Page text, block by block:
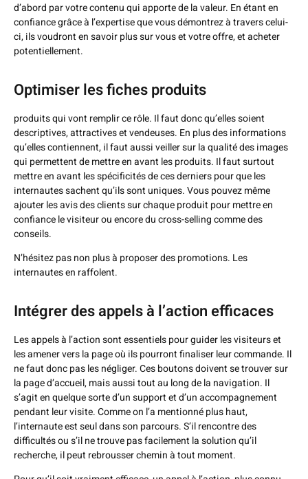
d’abord par votre contenu qui apporte de la valeur. En étant en
confiance grâce à l’expertise que vous démontrez à travers celui-
ci, ils voudront en savoir plus sur vous et votre offre, et acheter
potentiellement.
Optimiser les fiches produits
produits qui vont remplir ce rôle. Il faut donc qu’elles soient
descriptives, attractives et vendeuses. En plus des informations
qu’elles contiennent, il faut aussi veiller sur la qualité des images
qui permettent de mettre en avant les produits. Il faut surtout
mettre en avant les spécificités de ces derniers pour que les
internautes sachent qu’ils sont uniques. Vous pouvez même
ajouter les avis des clients sur chaque produit pour mettre en
confiance le visiteur ou encore du cross-selling comme des
conseils.
N’hésitez pas non plus à proposer des promotions. Les
internautes en raffolent.
Intégrer des appels à l’action efficaces
Les appels à l’action sont essentiels pour guider les visiteurs et
les amener vers la page où ils pourront finaliser leur commande. Il
ne faut donc pas les négliger. Ces boutons doivent se trouver sur
la page d’accueil, mais aussi tout au long de la navigation. Il
s’agit en quelque sorte d’un support et d’un accompagnement
pendant leur visite. Comme on l’a mentionné plus haut,
l’internaute est seul dans son parcours. S’il rencontre des
difficultés ou s’il ne trouve pas facilement la solution qu’il
recherche, il peut rebrousser chemin à tout moment.